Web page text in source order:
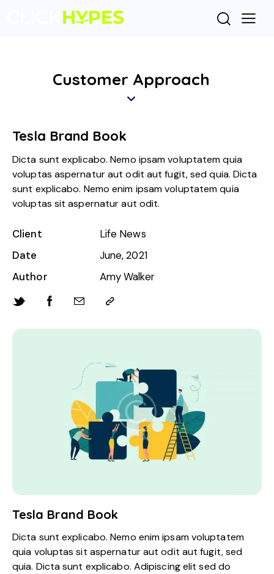
Customer Approach
Tesla Brand Book
Dicta sunt explicabo. Nemo enim ipsam voluptatem
quia voluptas sit aspernatur aut odit aut fugit, sed
quia. Dicta sunt explicabo. Adipiscing elit sed do
Tesla Brand Book
Dicta sunt explicabo. Nemo ipsam voluptatem quia
voluptas aspernatur aut odit aut fugit, sed quia. Dicta
sunt explicabo. Nemo enim ipsam voluptatem quia
voluptas sit aspernatur aut odit.
Client
Life News
Date
June, 2021
Author
Amy Walker